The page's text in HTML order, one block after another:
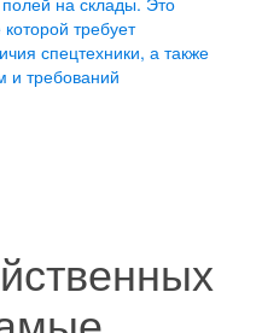
требует
спецтехники, а также
и требований